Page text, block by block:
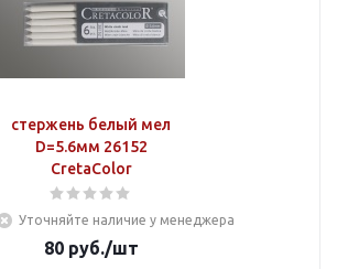
стержень белый мел
D=5.6мм 26152
CretaColor
Уточняйте наличие у менеджера
80руб./шт